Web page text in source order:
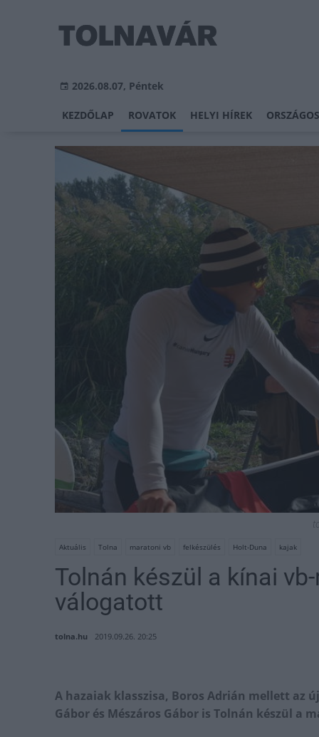
2026.08.07, Péntek
KEZDŐLAP ROVATOK HELYI HÍREK
Aktuális Tolna maratoni vb felkészülés Holt-Duna kajak
Tolnán készül a kínai
válogatott
tolna.hu 2019.09.26. 20:25
A hazaiak klasszisa, Boros Adrián mellett az
Gábor és Mészáros Gábor is Tolnán készül a